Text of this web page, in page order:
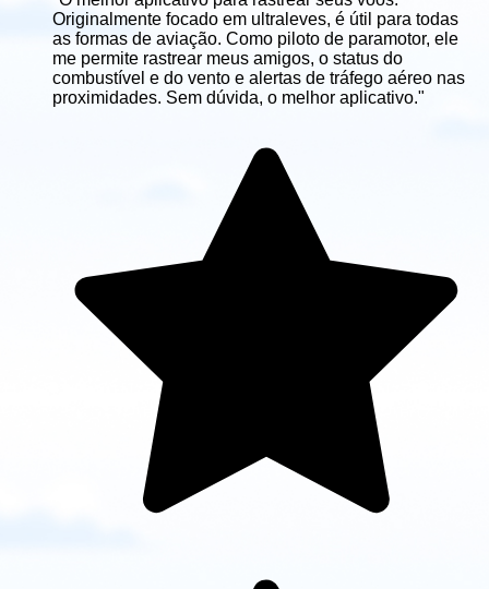
Originalmente focado em ultraleves, é útil para todas
as formas de aviação. Como piloto de paramotor, ele
me permite rastrear meus amigos, o status do
combustível e do vento e alertas de tráfego aéreo nas
proximidades. Sem dúvida, o melhor aplicativo."